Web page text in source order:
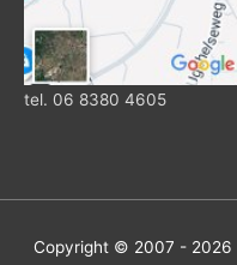
tel. 06 8380 4605
Copyright © 2007 - 2026